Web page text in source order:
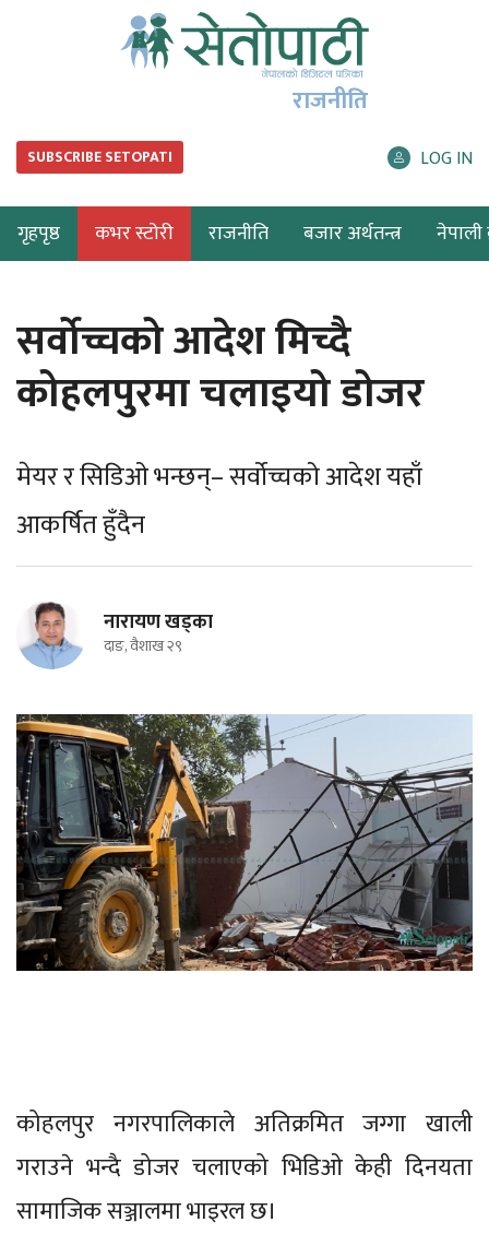
राजनीति
SUBSCRIBE SETOPATI LOG IN
गृहपृष्ठ कभर स्टोरी राजनीति बजार अर्थतन्त्र नेपाली
सर्वोच्चको आदेश मिच्दै
कोहलपुरमा चलाइयो डोजर
मेयर र सिडिओ भन्छन्– सर्वोच्चको आदेश यहाँ
आकर्षित हुँदैन
नारायण खड्का
दाङ, वैशाख २९
कोहलपुर नगरपालिकाले अतिक्रमित जग्गा खाली
गराउने भन्दै डोजर चलाएको भिडिओ केही दिनयता
सामाजिक सञ्जालमा भाइरल छ।